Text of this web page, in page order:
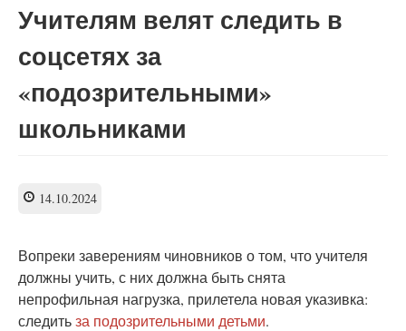
Учителям велят следить в
соцсетях за
«подозрительными»
школьниками
14.10.2024
Вопреки заверениям чиновников о том, что учителя
должны учить, с них должна быть снята
непрофильная нагрузка, прилетела новая указивка:
следитьза подозрительными детьми.